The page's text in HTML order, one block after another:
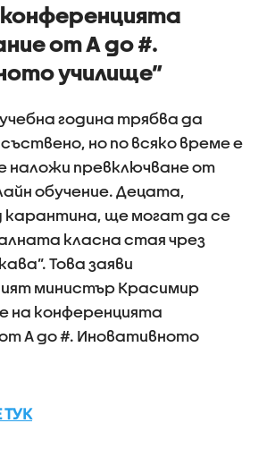
от А до #.
училище”
година трябва да
но по всяко време е
наложи превключване от
обучение. Децата,
карантина, ще могат да се
класна стая чрез
Това заяви
министър Красимир
на конференцията
А до #. Иновативното